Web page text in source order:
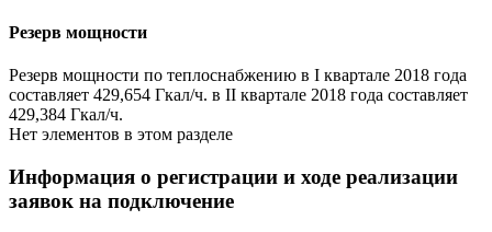
Резерв мощности
Резерв мощности по теплоснабжению в I квартале 2018 года
составляет 429,654 Гкал/ч. в II квартале 2018 года составляет
429,384 Гкал/ч.
Нет элементов в этом разделе
Информация о регистрации и ходе реализации
заявок на подключение